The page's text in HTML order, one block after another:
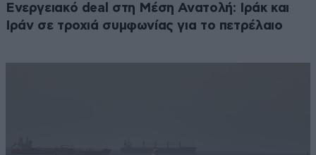
Ενεργειακό deal στη Μέση Ανατολή: Ιράκ και
Ιράν σε τροχιά συμφωνίας για το πετρέλαιο